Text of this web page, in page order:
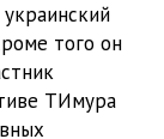
того он
ТИмура